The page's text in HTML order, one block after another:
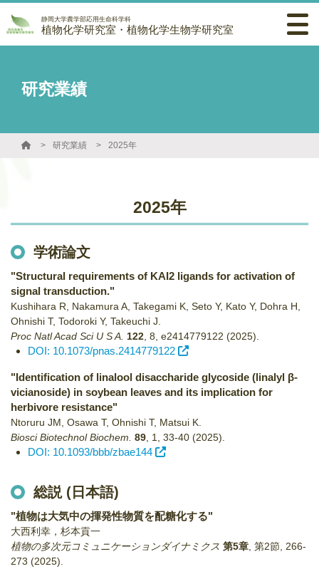
静岡大学農学部応用生命科学科
植物化学研究室・植物化学生物学研究室
研究業績
研究業績 2025年
2025年
学術論文
"Structural requirements of KAI2 ligands for activation of
signal transduction."
Kushihara R, Nakamura A, Takegami K, Seto Y, Kato Y, Dohra H,
Ohnishi T, Todoroki Y, Takeuchi J.
Proc Natl Acad Sci U S A. 122 8 e2414779122 (2025)
DOI: 10.1073/pnas.2414779122
"Identification of linalool disaccharide glycoside (linalyl β-
vicianoside) in soybean leaves and its implication for
herbivore resistance"
Ntoruru JM, Osawa T, Ohnishi T, Matsui K.
Biosci Biotechnol Biochem. 89 1 33-40 (2025)
DOI: 10.1093/bbb/zbae144
総説 (日本語)
"植物は大気中の揮発性物質を配糖化する"
大西利幸，杉本貢一
植物の多次元コミュニケーションダイナミクス 第5章 第2節
266-
273 (2025)